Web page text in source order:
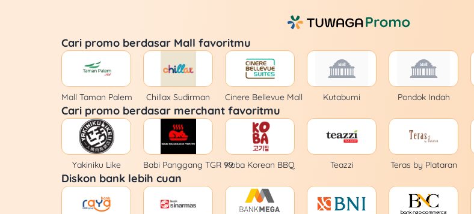
Cari promo berdasar Mall favoritmu
Mall Taman Palem Chillax Sudirman Cinere Bellevue Mall Kutabumi Pondok Indah
Cari promo berdasar merchant favoritmu
Yakiniku Like Babi Panggang TGR 99Koba Korean BBQ Teazzi Teras by Plataran
Diskon bank lebih cuan